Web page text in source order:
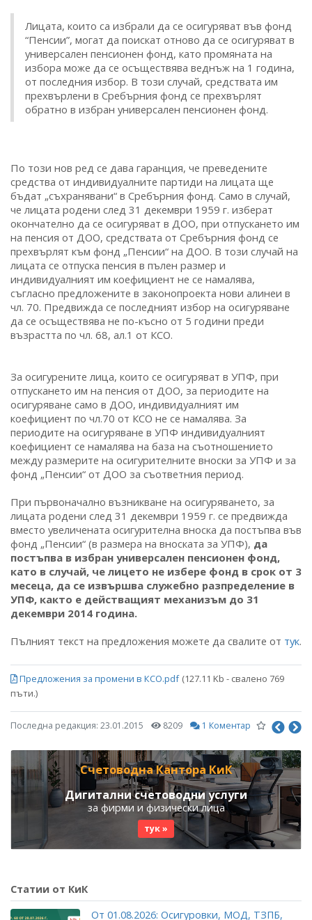
Лицата, които са избрали да се осигуряват във фонд
“Пенсии”, могат да поискат отново да се осигуряват в
универсален пенсионен фонд, като промяната на
избора може да се осъществява веднъж на 1 година,
от последния избор. В този случай, средствата им
прехвърлени в Сребърния фонд се прехвърлят
обратно в избран универсален пенсионен фонд.
По този нов ред се дава гаранция, че преведените
средства от индивидуалните партиди на лицата ще
бъдат „съхранявани“ в Сребърния фонд. Само в случай,
че лицата родени след 31 декември 1959 г. изберат
окончателно да се осигуряват в ДОО, при отпускането им
на пенсия от ДОО, средствата от Сребърния фонд се
прехвърлят към фонд „Пенсии“ на ДОО. В този случай на
лицата се отпуска пенсия в пълен размер и
индивидуалният им коефициент не се намалява,
съгласно предложените в законопроекта нови алинеи в
чл. 70. Предвижда се последният избор на осигуряване
да се осъществява не по-късно от 5 години преди
възрастта по чл. 68, ал.1 от КСО.
За осигурените лица, които се осигуряват в УПФ, при
отпускането им на пенсия от ДОО, за периодите на
осигуряване само в ДОО, индивидуалният им
коефициент по чл.70 от КСО не се намалява. За
периодите на осигуряване в УПФ индивидуалният
коефициент се намалява на база на съотношението
между размерите на осигурителните вноски за УПФ и за
фонд „Пенсии“ от ДОО за съответния период.
При първоначално възникване на осигуряването, за
лицата родени след 31 декември 1959 г. се предвижда
вместо увеличената осигурителна вноска да постъпва във
фонд „Пенсии“ (в размера на вноската за УПФ), да
постъпва в избран универсален пенсионен фонд,
като в случай, че лицето не избере фонд в срок от 3
месеца, да се извършва служебно разпределение в
УПФ, както е действащият механизъм до 31
декември 2014 година.
Пълният текст на предложения можете да свалите от тук.
Предложения за промени в КСО.pdf (127.11 Kb - свалено 769
пъти.)
Последна редакция: 23.01.2015 8209 1 Коментар
Счетоводна Кантора КиК
Дигитални счетоводни услуги
за фирми и физически лица
тук »
Статии от КиК
От 01.08.2026: Осигуровки, МОД, ТЗПБ,